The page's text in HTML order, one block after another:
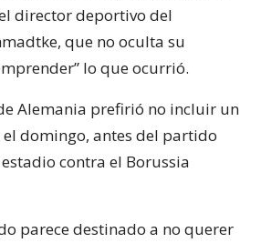
director deportivo del
que no oculta su
lo que ocurrió.
Alemania prefirió no incluir un
domingo, antes del partido
contra el Borussia
parece destinado a no querer